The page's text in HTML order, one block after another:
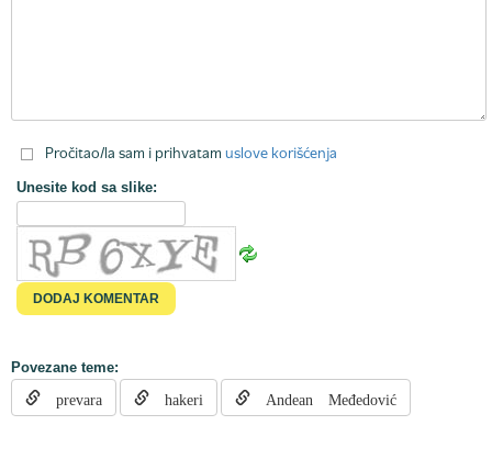
Pročitao/la sam i prihvatam uslove korišćenja
Unesite kod sa slike:
Povezane teme:
prevara hakeri Andean Međedović